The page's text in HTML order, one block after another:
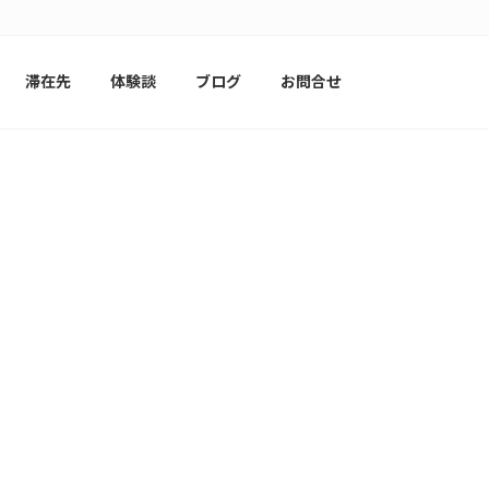
滞在先 体験談 ブログ お問合せ